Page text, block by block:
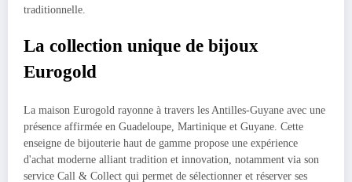
traditionnelle.
La collection unique de bijoux
Eurogold
La maison Eurogold rayonne à travers les Antilles-Guyane avec une
présence affirmée en Guadeloupe, Martinique et Guyane. Cette
enseigne de bijouterie haut de gamme propose une expérience
d'achat moderne alliant tradition et innovation, notamment via son
service Call & Collect qui permet de sélectionner et réserver ses